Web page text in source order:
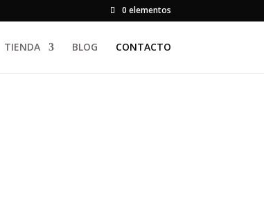
0 elementos
TIENDA BLOG CONTACTO